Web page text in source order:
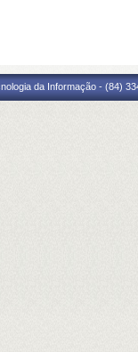
da Informação - (84)